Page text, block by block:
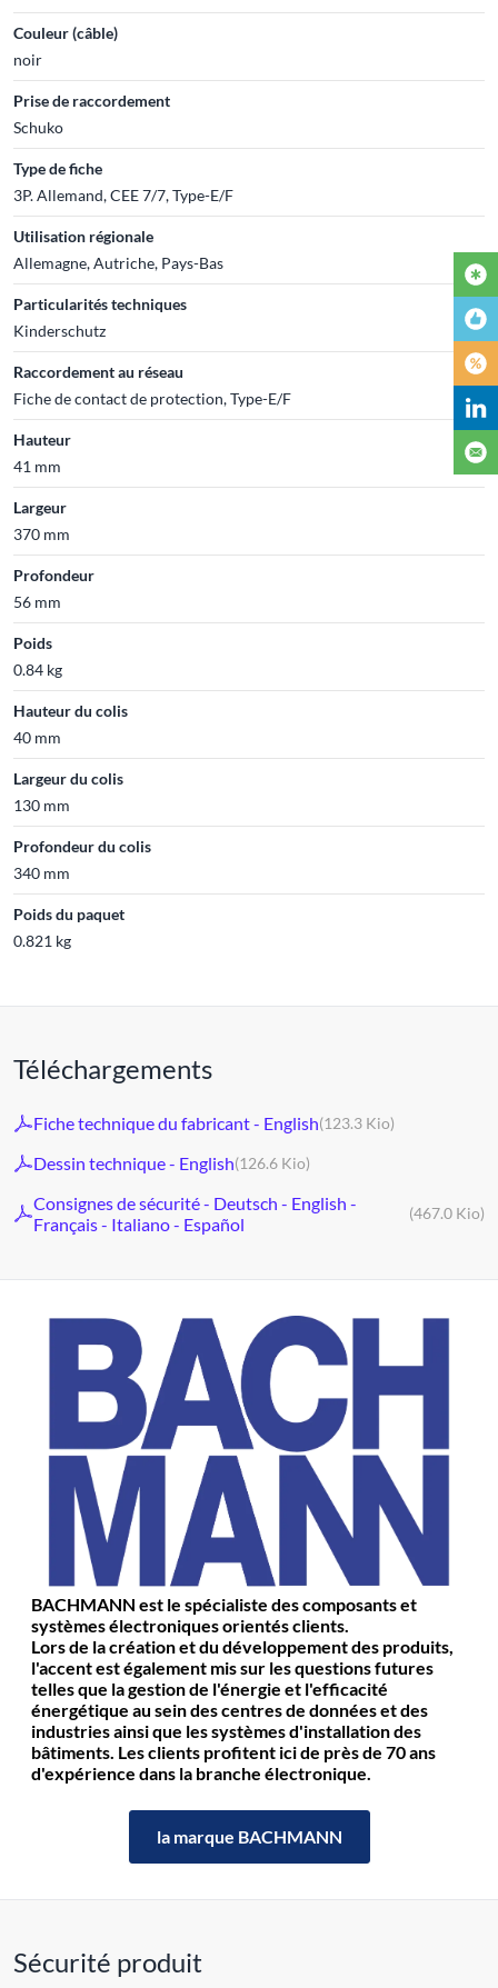
Couleur (câble)
noir
Prise de raccordement
Schuko
Type de fiche
3P. Allemand, CEE 7/7, Type-E/F
Utilisation régionale
Allemagne, Autriche, Pays-Bas
Particularités techniques
Kinderschutz
Raccordement au réseau
Fiche de contact de protection, Type-E/F
Hauteur
41 mm
Largeur
370 mm
Profondeur
56 mm
Poids
0.84 kg
Hauteur du colis
40 mm
Largeur du colis
130 mm
Profondeur du colis
340 mm
Poids du paquet
0.821 kg
Téléchargements
Fiche technique du fabricant - English(123.3 Kio)
Dessin technique - English(126.6 Kio)
Consignes de sécurité - Deutsch - English -
Français - Italiano - Español
(467.0 Kio)
BACHMANN est le spécialiste des composants et
systèmes électroniques orientés clients.
Lors de la création et du développement des produits,
l'accent est également mis sur les questions futures
telles que la gestion de l'énergie et l'efficacité
énergétique au sein des centres de données et des
industries ainsi que les systèmes d'installation des
bâtiments. Les clients profitent ici de près de 70 ans
d'expérience dans la branche électronique.
la marque BACHMANN
Sécurité produit